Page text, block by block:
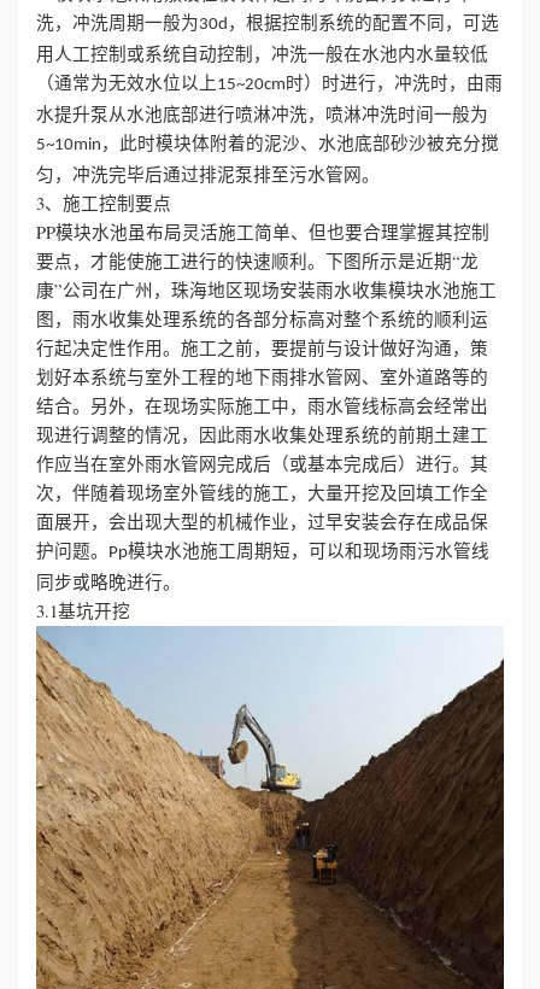
洗，冲洗周期一般为30d ，根据控制系统的配置不同，可选
用人工控制或系统自动控制，冲洗一般在水池内水量较低
（通常为无效水位以上 15~20cm时）时进行，冲洗时，由雨
水提升泵从水池底部进行喷淋冲洗，喷淋冲洗时间一般为
5~10min ，此时模块体附着的泥沙、水池底部砂沙被充分搅
匀，冲洗完毕后通过排泥泵排至污水管网。
3、施工控制要点
PP模块水池虽布局灵活施工简单、但也要合理掌握其控制
要点，才能使施工进行的快速顺利。下图所示是近期“龙
康”公司在广州，珠海地区现场安装雨水收集模块水池施工
图，雨水收集处理系统的各部分标高对整个系统的顺利运
行起决定性作用。施工之前，要提前与设计做好沟通，策
划好本系统与室外工程的地下雨排水管网、室外道路等的
结合。另外，在现场实际施工中，雨水管线标高会经常出
现进行调整的情况，因此雨水收集处理系统的前期土建工
作应当在室外雨水管网完成后（或基本完成后）进行。其
次，伴随着现场室外管线的施工，大量开挖及回填工作全
面展开，会出现大型的机械作业，过早安装会存在成品保
护问题。
Pp模块水池施工周期短，可以和现场雨污水管线
同步或略晚进行。
3.1基坑开挖